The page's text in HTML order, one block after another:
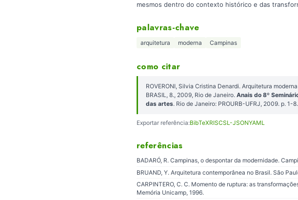
mesmos dentro do contexto histórico e das
palavras-chave
arquitetura moderna Campinas
como citar
ROVERONI, Silvia Cristina Denardi. Arquitetura
BRASIL, 8., 2009, Rio de Janeiro. Anais do 8º
das artes. Rio de Janeiro: PROURB-UFRJ, 2009. p.
Exportar referência:BibTeXRISCSL-JSONYAML
referências
BADARÓ, R. Campinas, o despontar da modernidade.
BRUAND, Y. Arquitetura contemporânea no Brasil. São
CARPINTERO, C. C. Momento de ruptura: as
Memória Unicamp, 1996.